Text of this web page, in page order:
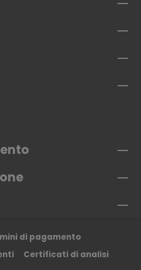
di pagamento
Certificati di analisi